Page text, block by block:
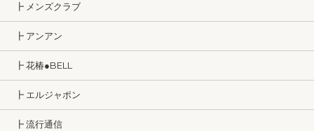
┣ メンズクラブ
┣ アンアン
┣ 花椿●BELL
┣ エルジャポン
┣ 流行通信